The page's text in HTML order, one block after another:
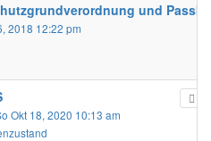
und
2018 12:22 pm
Okt 18, 2020 10:13 am